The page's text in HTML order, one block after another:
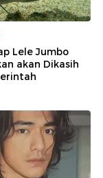
Lele Jumbo
akan Dikasih